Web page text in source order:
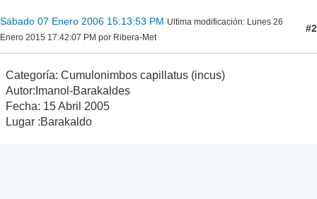
Sábado 07 Enero 2006 15:13:53 PM Ultima modificación: Lunes 26
Enero 2015 17:42:07 PM por Ribera-Met
#2
Categoría: Cumulonimbos capillatus (incus)
Autor:Imanol-Barakaldes
Fecha: 15 Abril 2005
Lugar :Barakaldo